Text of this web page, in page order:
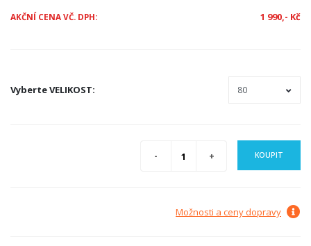
AKČNÍ CENA VČ. DPH: 1 990,- Kč
VyberteVELIKOST:
KOUPIT
Možnosti a ceny dopravy